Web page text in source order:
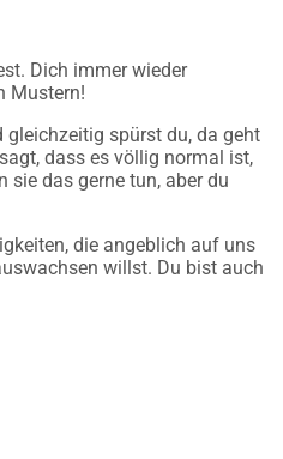
Dich immer wieder
Mustern!
gleichzeitig spürst du, da geht
dass es völlig normal ist,
sie das gerne tun, aber du
die angeblich auf uns
willst. Du bist auch